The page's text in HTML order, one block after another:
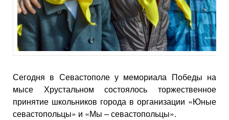
Сегодня в Севастополе у мемориала Победы на
мысе Хрустальном состоялось торжественное
принятие школьников города в организации «Юные
севастопольцы» и «Мы – севастопольцы».